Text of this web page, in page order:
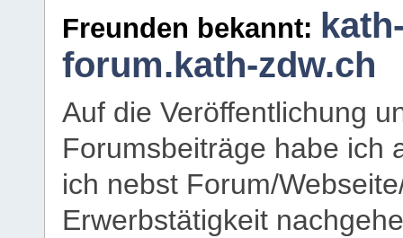
Freunden bekannt:
forum.kath-zdw.ch
Auf die Veröffentlichung
Forumsbeiträge habe ich
ich nebst Forum/
Erwerbstätigkeit